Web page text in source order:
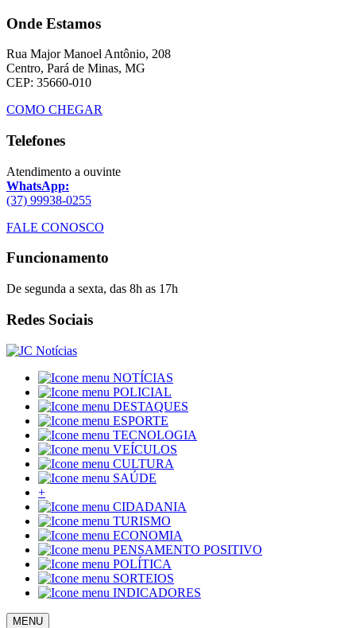
Onde Estamos
Rua Major Manoel Antônio, 208
Centro, Pará de Minas, MG
CEP: 35660-010
COMO CHEGAR
Telefones
Atendimento a ouvinte
WhatsApp:
(37) 99938-0255
FALE CONOSCO
Funcionamento
De segunda a sexta, das 8h as 17h
Redes Sociais
NOTÍCIAS
POLICIAL
DESTAQUES
ESPORTE
TECNOLOGIA
VEÍCULOS
CULTURA
SAÚDE
+
CIDADANIA
TURISMO
ECONOMIA
PENSAMENTO POSITIVO
POLÍTICA
SORTEIOS
INDICADORES
MENU